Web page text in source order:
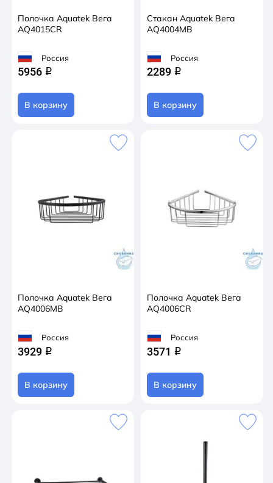
Полочка Aquatek Вега
AQ4015CR
Россия
5956 q
В корзину
Стакан Aquatek Вега
AQ4004MB
Россия
2289 q
В корзину
Полочка Aquatek Вега
AQ4006MB
Россия
3929 q
В корзину
Полочка Aquatek Вега
AQ4006CR
Россия
3571 q
В корзину